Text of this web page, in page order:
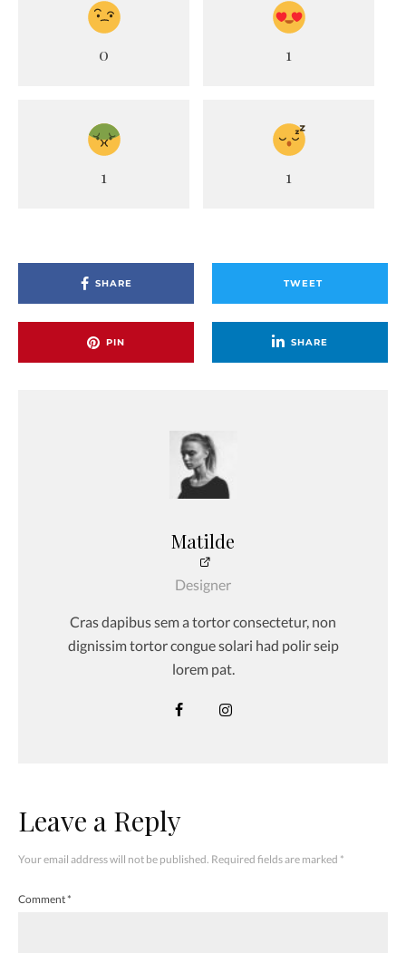
0 1
1 1
SHARE TWEET
PIN SHARE
Matilde
Designer
Cras dapibus sem a tortor consectetur, non
dignissim tortor congue solari had polir seip
lorem pat.
Leave a Reply
Your email address will not be published. Required fields are marked *
Comment*